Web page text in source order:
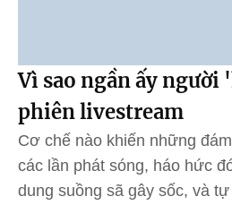
Vì sao ngần ấy
phiên livestream
Cơ chế nào khiến những
các lần phát sóng, háo hức
dung suồng sã gây sốc, và